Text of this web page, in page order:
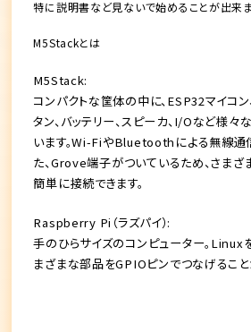
特に説明書など見ないで始めることが出来ま
M5Stackとは
M5Stack:
コンパクトな筐体の中に、ESP32マイコン
タン、バッテリー、スピーカ、I/Oなど様
います。Wi-FiやBluetoothによる無線通
た、Grove端子がついているため、さま
簡単に接続できます。
Raspberry Pi（ラズパイ）:
手のひらサイズのコンピューター。Linux
まざまな部品をGPIOピンでつなげること